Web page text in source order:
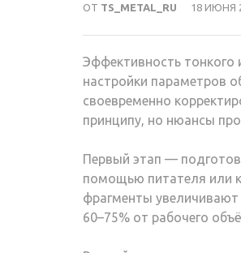
ОТ TS_METAL_RU 18 ИЮНЯ
Эффективность тонкого
настройки параметров
своевременно
принципу, но нюансы
Первый этап —
помощью питателя или
фрагменты
60–75% от рабочего